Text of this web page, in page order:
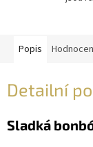
Popis
Detailní
Sladká